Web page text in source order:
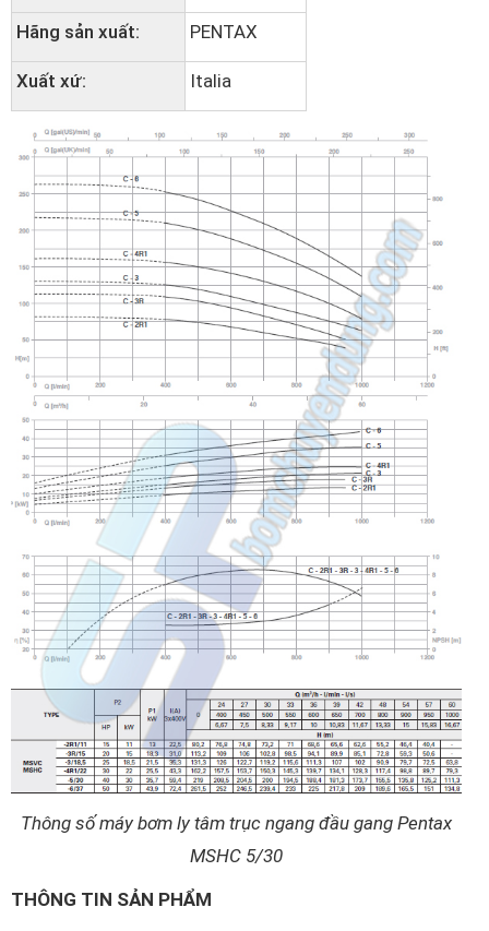
Hãng sản xuất:
PENTAX
Xuất xứ: Italia
Thông số máy bơm ly tâm trục ngang đầu gang Pentax
MSHC 5/30
THÔNG TIN SẢN PHẨM